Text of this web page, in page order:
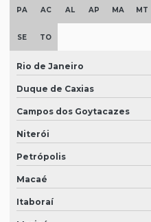
PA AC AL AP MA MT
SE TO
Rio de Janeiro
Duque de Caxias
Campos dos Goytacazes
Niterói
Petrópolis
Macaé
Itaboraí